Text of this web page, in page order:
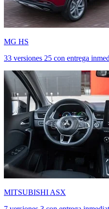
MG HS
33 versiones 25 con entrega
MITSUBISHI ASX